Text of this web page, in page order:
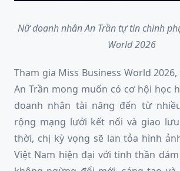
Nữ doanh nhân An Trần tự tin chinh
World 2026
Tham gia Miss Business World
An Trần mong muốn có cơ hội học
doanh nhân tài năng đến từ
rộng mạng lưới kết nối và giao
thời, chị kỳ vọng sẽ lan tỏa hình
Việt Nam hiện đại với tinh thần